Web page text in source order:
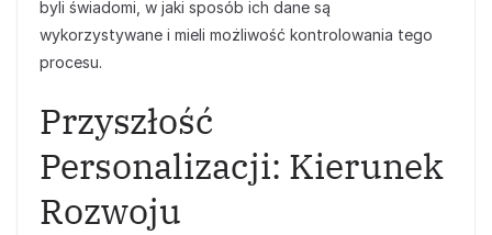
byli świadomi, w jaki sposób ich dane są
wykorzystywane i mieli możliwość kontrolowania tego
procesu.
Przyszłość
Personalizacji: Kierunek
Rozwoju